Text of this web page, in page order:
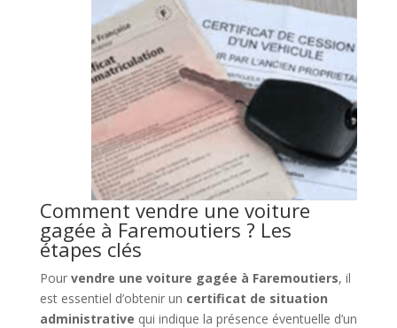
Comment vendre une voiture
gagée à Faremoutiers ? Les
étapes clés
Pour vendre une voiture gagée à Faremoutiers, il
est essentiel d’obtenir un certificat de situation
administrative qui indique la présence éventuelle d’un